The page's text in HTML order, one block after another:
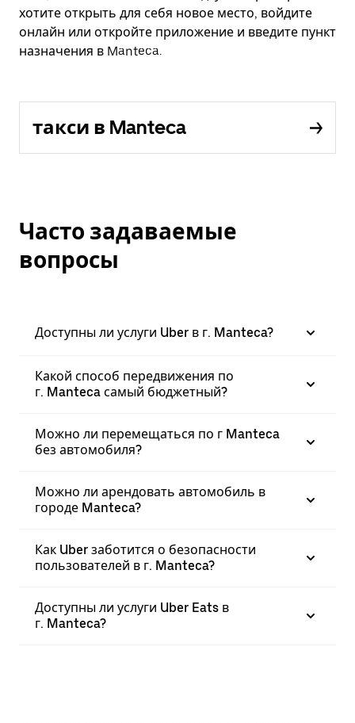
хотите открыть для себя новое место, войдите
онлайн или откройте приложение и введите пункт
назначения в Manteca.
такси в Manteca
Часто задаваемые
вопросы
Доступны ли услуги Uber в г. Manteca?
Какой способ передвижения по
г. Manteca самый бюджетный?
Можно ли перемещаться по г Manteca
без автомобиля?
Можно ли арендовать автомобиль в
городе Manteca?
Как Uber заботится о безопасности
пользователей в г. Manteca?
Доступны ли услуги Uber Eats в
г. Manteca?